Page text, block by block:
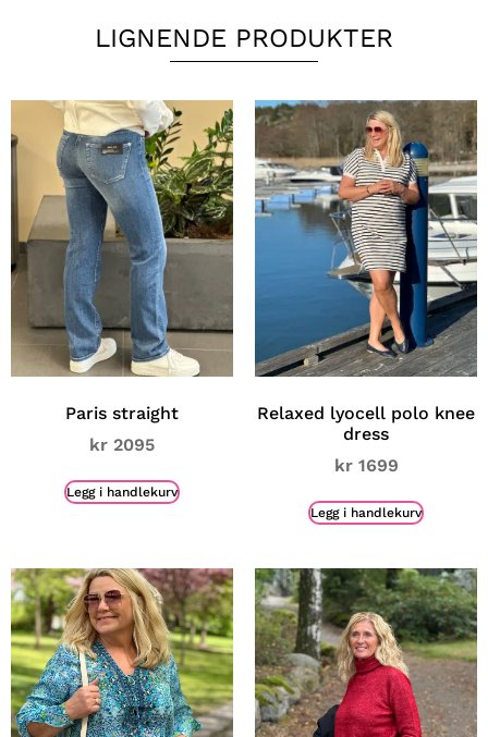
LIGNENDE PRODUKTER
Paris straight
kr 2095
Legg i handlekurv
Relaxed lyocell polo knee
dress
kr1699
Legg i handlekurv